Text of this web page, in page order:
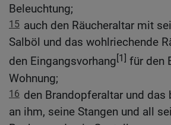
Beleuchtung;
15 auch den Räucheraltar mit
Salböl und das wohlriechende
den Eingangsvorhang[1] für den
Wohnung;
16 den Brandopferaltar und das
an ihm, seine Stangen und all